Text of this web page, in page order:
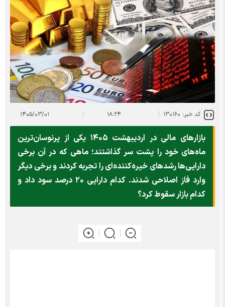
کد خبر: ۱۳۰۱۶۰ ۱۸:۲۴ ۱۴۰۵/۰۳/۰۱
بازارهای مالی در اردیبهشت ۱۴۰۵ یکی از پرنوسان‌ترین
ماه‌های خود را پشت سر گذاشتند؛ ماهی که در آن برخی
دارایی‌ها رشدهای خیره‌کننده‌ای را تجربه کردند و برخی دیگر
وارد فاز اصلاحی شدند. کدام دارایی ۲۰ درصد سود داد و
کدام بازار سقوط کرد؟